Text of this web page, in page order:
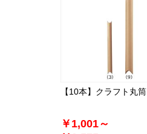
【10本】クラフト丸筒
￥1,001～